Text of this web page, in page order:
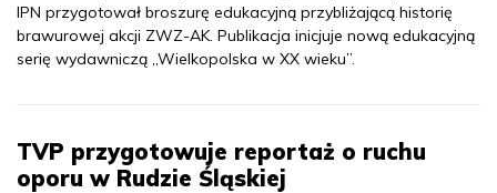
IPN przygotował broszurę edukacyjną przybliżającą historię
brawurowej akcji ZWZ-AK. Publikacja inicjuje nową edukacyjną
serię wydawniczą „Wielkopolska w XX wieku”.
TVP przygotowuje reportaż o ruchu
oporu w Rudzie Śląskiej